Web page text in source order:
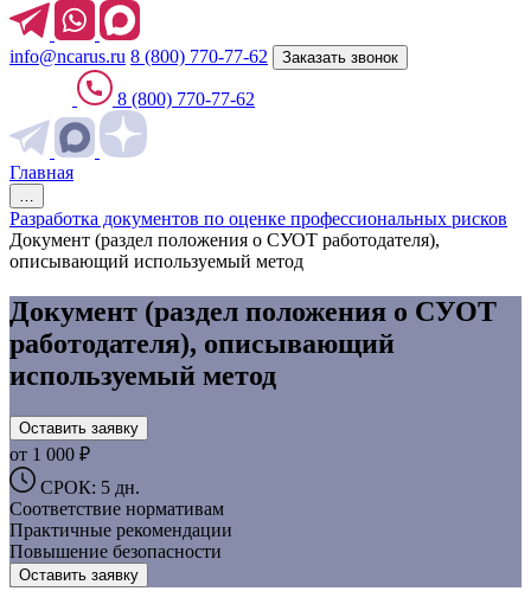
info@ncarus.ru 8 (800) 770-77-62 Заказать звонок
8 (800) 770-77-62
Главная
…
Разработка документов по оценке профессиональных рисков
Документ (раздел положения о СУОТ работодателя),
описывающий используемый метод
Документ (раздел положения о СУОТ
работодателя), описывающий
используемый метод
Оставить заявку
от 1 000 ₽
СРОК: 5 дн.
Соответствие нормативам
Практичные рекомендации
Повышение безопасности
Оставить заявку